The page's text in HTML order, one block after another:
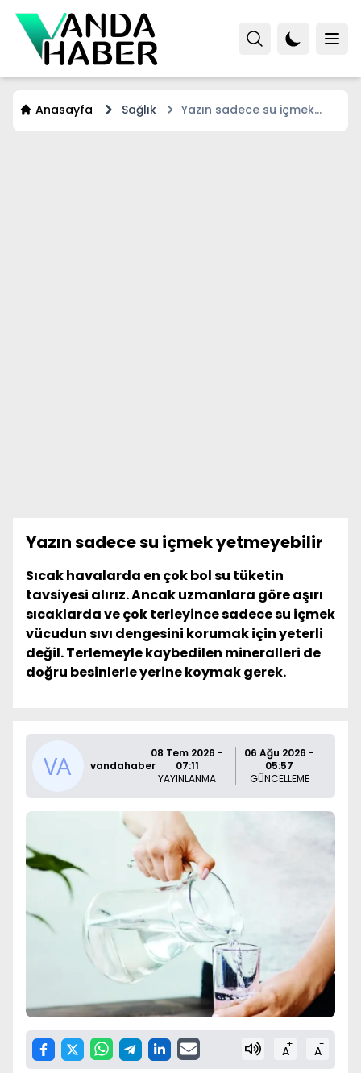
Anasayfa Sağlık
Yazın sadece su içmek
Yazın sadece su içmek yetmeyebilir
Sıcak havalarda en çok bol su tüketin
tavsiyesi alırız. Ancak uzmanlara göre aşırı
sıcaklarda ve çok terleyince sadece su içmek
vücudun sıvı dengesini korumak için yeterli
değil. Terlemeyle kaybedilen mineralleri de
doğru besinlerle yerine koymak gerek.
vandahaber
08 Tem 2026 -
07:11
YAYINLANMA
06 Ağu 2026 -
05:57
GÜNCELLEME
A+ A-